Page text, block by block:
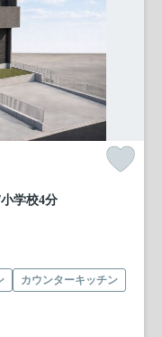
学校4分
カウンターキッチン